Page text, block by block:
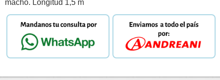
macho. Longitud 1,5 m